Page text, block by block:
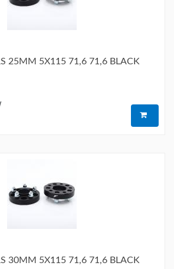
25MM 5X115 71,6 71,6 BLACK
30MM 5X115 71,6 71,6 BLACK